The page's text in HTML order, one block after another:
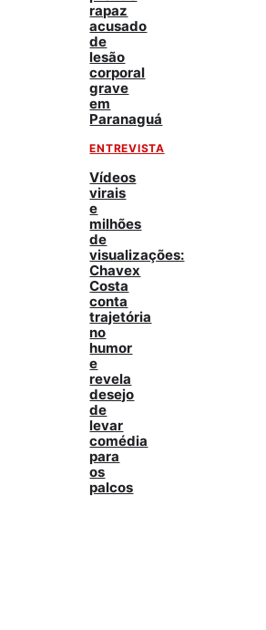
rapaz
acusado
de
lesão
corporal
grave
em
Paranaguá
ENTREVISTA
Vídeos
virais
e
milhões
de
visualizações:
Chavex
Costa
conta
trajetória
no
humor
e
revela
desejo
de
levar
comédia
para
os
palcos